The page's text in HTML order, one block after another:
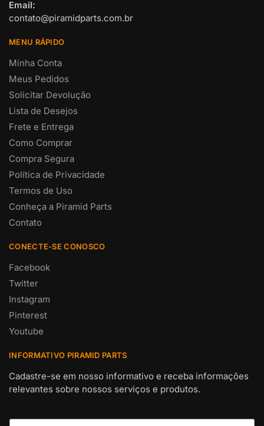
Email:
contato@piramidparts.com.br
MENU RÁPIDO
Minha Conta
Meus Pedidos
Solicitar Devolução
Lista de Desejos
Frete e Entrega
Como Comprar
Compra Segura
Política de Privacidade
Termos de Uso
Conheça a Piramid Parts
Contato
CONECTE-SE CONOSCO
Facebook
Twitter
Instagram
Pinterest
Youtube
INFORMATIVO PIRAMID PARTS
Cadastre-se em nosso informativo e receba informações
relevantes sobre nossos serviços e produtos.